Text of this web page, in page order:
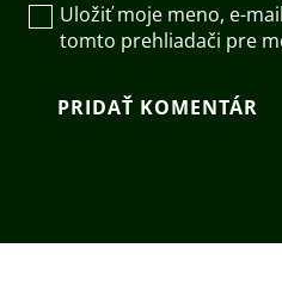
Uložiť moje meno, e-
tomto prehliadači pre
PRIDAŤ KOMENTÁR